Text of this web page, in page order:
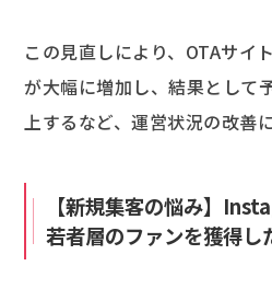
この見直しにより、OTAサイ
が大幅に増加し、結果として
上するなど、運営状況の改善
【新規集客の悩み】
若者層のファンを獲得し